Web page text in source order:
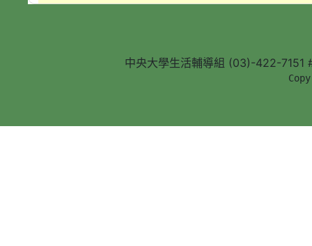
中央大學生活輔導組 (03)-422-7151